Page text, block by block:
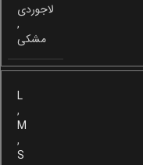
لاجوردی
,
مشکی
L
,
M
,
S